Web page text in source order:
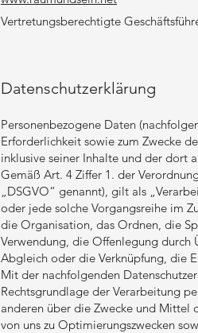
Vertretungsberechtigte
Datenschutzerklärung
Personenbezogene Daten
Erforderlichkeit sowie zum Zwecke
inklusive seiner Inhalte und der dort
Gemäß Art. 4 Ziffer 1. der
„DSGVO“ genannt), gilt als
oder jede solche Vorgangsreihe im
die Organisation, das Ordnen, die
Verwendung, die Offenlegung
Abgleich oder die Verknüpfung, die
Mit der nachfolgenden
Rechtsgrundlage der Verarbeitung
anderen über die Zwecke und Mittel
von uns zu Optimierungszwecken